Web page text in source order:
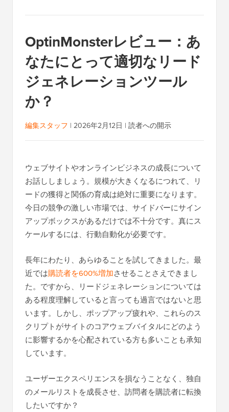
OptinMonsterレビュー：あ
なたにとって適切なリード
ジェネレーションツール
か？
編集スタッフ | 2026年2月12日 | 読者への開示
ウェブサイトやオンラインビジネスの成長について
お話ししましょう。規模が大きくなるにつれて、リ
ードの獲得と関係の育成は絶対に重要になります。
今日の競争の激しい市場では、サイドバーにサイン
アップボックスがあるだけでは不十分です。真にス
ケールするには、行動自動化が必要です。
長年にわたり、あらゆることを試してきました。最
近では購読者を600%増加させることさえできまし
た。ですから、リードジェネレーションについては
ある程度理解していると言っても過言ではないと思
います。しかし、ポップアップ疲れや、これらのス
クリプトがサイトのコアウェブバイタルにどのよう
に影響するかを心配されている方も多いことも承知
しています。
ユーザーエクスペリエンスを損なうことなく、独自
のメールリストを成長させ、訪問者を購読者に転換
したいですか？